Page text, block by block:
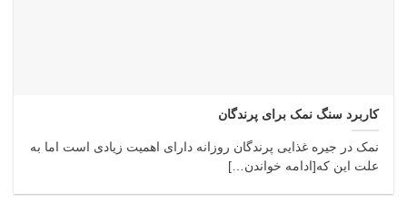
کاربرد سنگ نمک برای پرندگان
نمک در جیره غذایی پرندگان روزانه دارای اهمیت زیادی است اما به
علت این که[ادامه خواندن…]